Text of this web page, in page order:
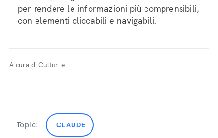
per rendere le informazioni più comprensibili,
con elementi cliccabili e navigabili.
A cura di Cultur-e
Topic: CLAUDE